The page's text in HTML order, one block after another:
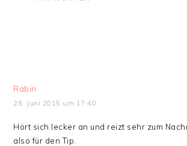
Rabin
26. Juni 2015 um 17:40
Hört sich lecker an und reizt sehr zum
also für den Tip.